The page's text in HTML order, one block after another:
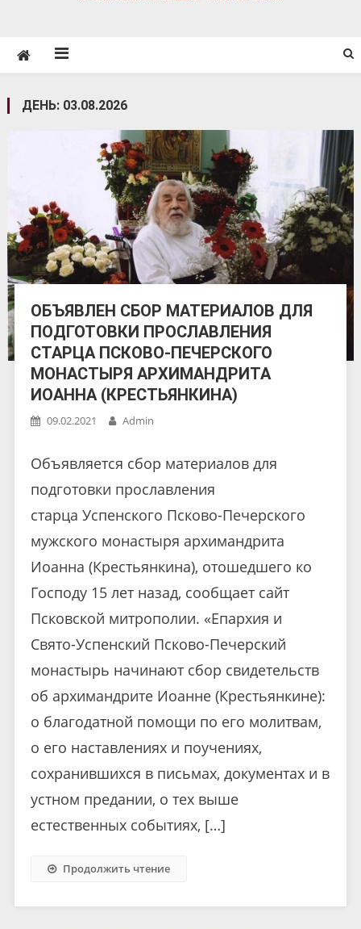
ДЕНЬ: 03.08.2026
ОБЪЯВЛЕН СБОР МАТЕРИАЛОВ ДЛЯ
ПОДГОТОВКИ ПРОСЛАВЛЕНИЯ
СТАРЦА ПСКОВО-ПЕЧЕРСКОГО
МОНАСТЫРЯ АРХИМАНДРИТА
ИОАННА (КРЕСТЬЯНКИНА)
09.02.2021 Admin
Объявляется сбор материалов для
подготовки прославления
старца Успенского Псково-Печерского
мужского монастыря архимандрита
Иоанна (Крестьянкина), отошедшего ко
Господу 15 лет назад, сообщает сайт
Псковской митрополии. «Епархия и
Свято-Успенский Псково-Печерский
монастырь начинают сбор свидетельств
об архимандрите Иоанне (Крестьянкине):
о благодатной помощи по его молитвам,
о его наставлениях и поучениях,
сохранившихся в письмах, документах и в
устном предании, о тех выше
естественных событиях, […]
Продолжить чтение